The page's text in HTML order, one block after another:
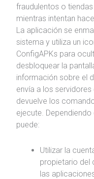
fraudulentos o
mientras intentan
La aplicación se
sistema y utiliza un
ConfigAPKs para
desbloquear la
información sobre el
envía a los
devuelve los
ejecute.
puede:
Utilizar la
propietario del
las